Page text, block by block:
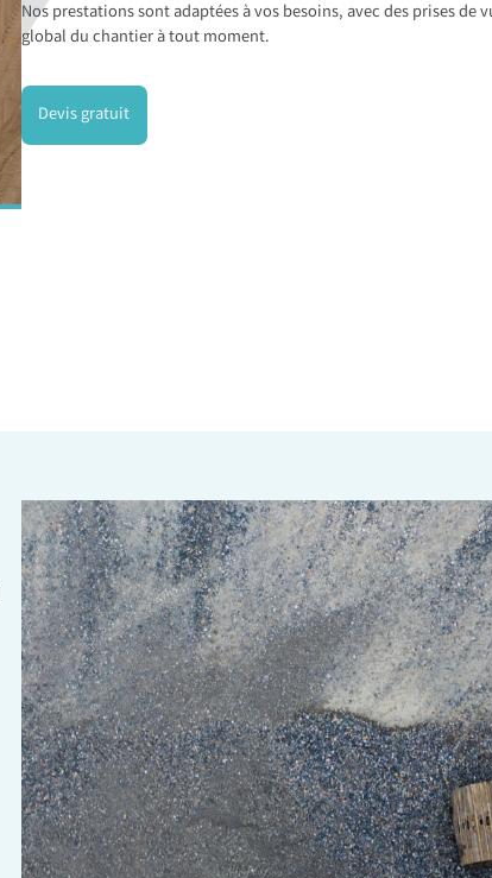
Nos prestations sont adaptées à vos besoins, avec des prises
global du chantier à tout moment.
Devis gratuit